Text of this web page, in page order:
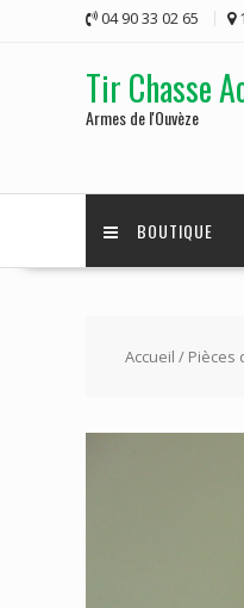
04 90 33 02 65
Tir Chasse
Armes de l'Ouvèze
BOUTIQUE
Accueil / Pièces